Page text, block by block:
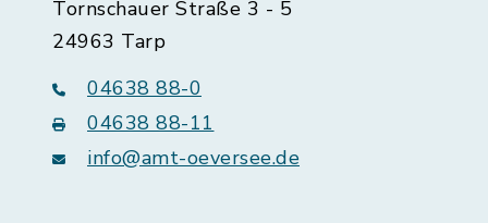
Tornschauer Straße 3 - 5
24963 Tarp
04638 88-0
04638 88-11
info@amt-oeversee.de